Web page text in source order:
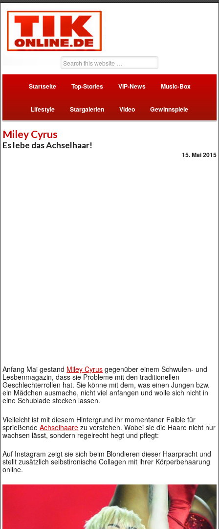
Startseite Top-Stories VIP-News Music-Box
Lifestyle Stargalerien Video Gewinnspiele
Miley Cyrus
Es lebe das Achselhaar!
15. Mai 2015
Anfang Mai gestand Miley Cyrus gegenüber einem Schwulen- und
Lesbenmagazin, dass sie Probleme mit den traditionellen
Geschlechterrollen hat. Sie könne mit dem, was einen Jungen bzw.
ein Mädchen ausmache, nicht viel anfangen und wolle sich nicht in
eine Schublade stecken lassen.
Vielleicht ist mit diesem Hintergrund ihr momentaner Faible für
sprießendeAchselhaare zu verstehen. Wobei sie die Haare nicht nur
wachsen lässt, sondern regelrecht hegt und pflegt:
Auf Instagram zeigt sie sich beim Blondieren dieser Haarpracht und
stellt zusätzlich selbstironische Collagen mit ihrer Körperbehaarung
online.